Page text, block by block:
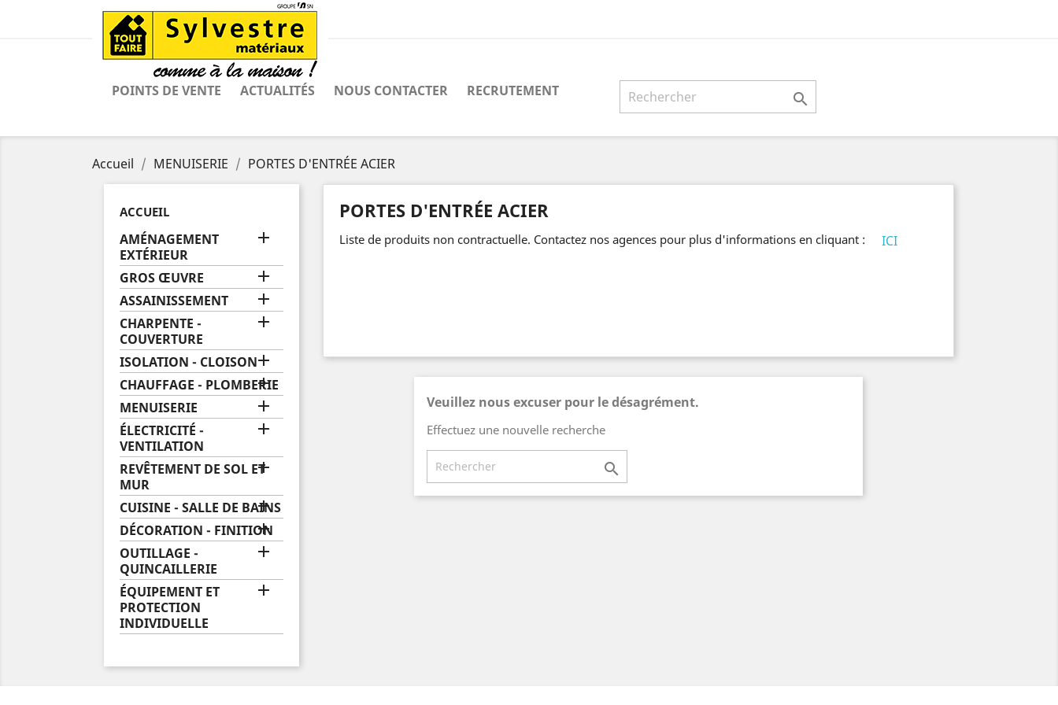
POINTS DE VENTE ACTUALITÉS NOUS CONTACTER RECRUTEMENT 
Accueil MENUISERIE PORTES D'ENTRÉE ACIER
ACCUEIL
AMÉNAGEMENT
EXTÉRIEUR

GROS ŒUVRE 
ASSAINISSEMENT 
CHARPENTE -
COUVERTURE

ISOLATION - CLOISON
CHAUFFAGE - PLOMBERIE

MENUISERIE 
ÉLECTRICITÉ -
VENTILATION

REVÊTEMENT DE SOL ET
MUR

CUISINE - SALLE DE BAINS

DÉCORATION - FINITION

OUTILLAGE -
QUINCAILLERIE

ÉQUIPEMENT ET
PROTECTION
INDIVIDUELLE

PORTES D'ENTRÉE ACIER
Liste de produits non contractuelle. Contactez nos agences pour plus d'informations en cliquant : ICI
Veuillez nous excuser pour le désagrément.
Effectuez une nouvelle recherche
